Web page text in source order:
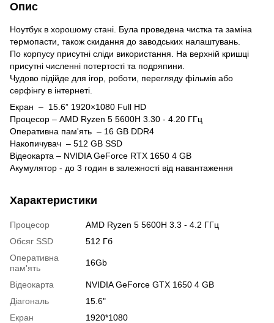
Опис
Ноутбук в хорошому стані. Була проведена чистка та заміна
термопасти, також скидання до заводських налаштувань.
По корпусу присутні сліди використання. На верхній кришці
присутні численні потертості та подряпини.
Чудово підійде для ігор, роботи, перегляду фільмів або
серфінгу в інтернеті.
Екран – 15.6” 1920×1080 Full HD
Процесор – AMD Ryzen 5 5600H 3.30 - 4.20 ГГц
Оперативна пам'ять – 16 GB DDR4
Накопичувач – 512 GB SSD
Відеокарта – NVIDIA GeForce RTX 1650 4 GB
Акумулятор - до 3 годин в залежності від навантаження
Характеристики
Процесор
AMD Ryzen 5 5600H 3.3 - 4.2 ГГц
Обсяг SSD
512 Гб
Оперативна
пам'ять
16Gb
Відеокарта
NVIDIA GeForce GTX 1650 4 GB
Діагональ
15.6"
Екран
1920*1080